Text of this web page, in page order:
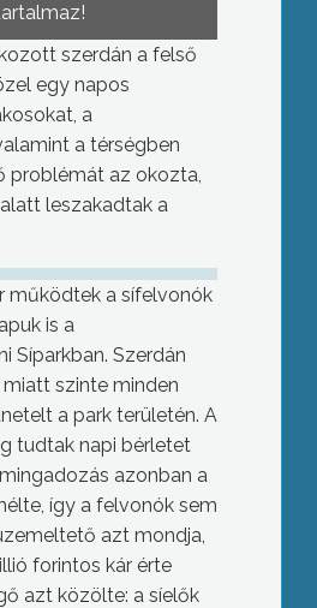
szerdán a felső
egy napos
a
a térségben
problémát az okozta,
leszakadtak a
működtek a sífelvonók
is a
Síparkban. Szerdán
szinte minden
a park területén. A
tudtak napi bérletet
azonban a
így a felvonók sem
azt mondja,
forintos kár érte
azt közölte: a síelők